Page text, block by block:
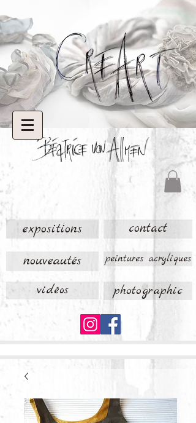
expositions contact
nouveautés peintures acryliques
vidéos photographic